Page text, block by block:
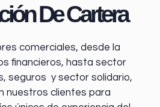
De Cartera
comerciales, desde la
financieros, hasta sector
seguros y sector solidario,
nuestros clientes para